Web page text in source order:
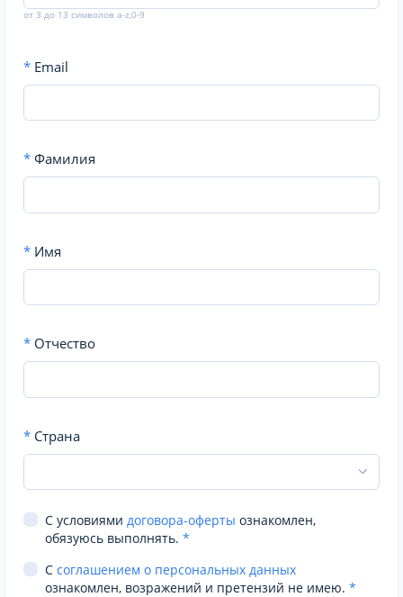
от 3 до 13 символов a-z,0-9
* Email
* Фамилия
* Имя
* Отчество
* Страна
С условиями договора-оферты ознакомлен,
обязуюсь выполнять. *
С соглашением о персональных данных
ознакомлен, возражений и претензий не имею. *